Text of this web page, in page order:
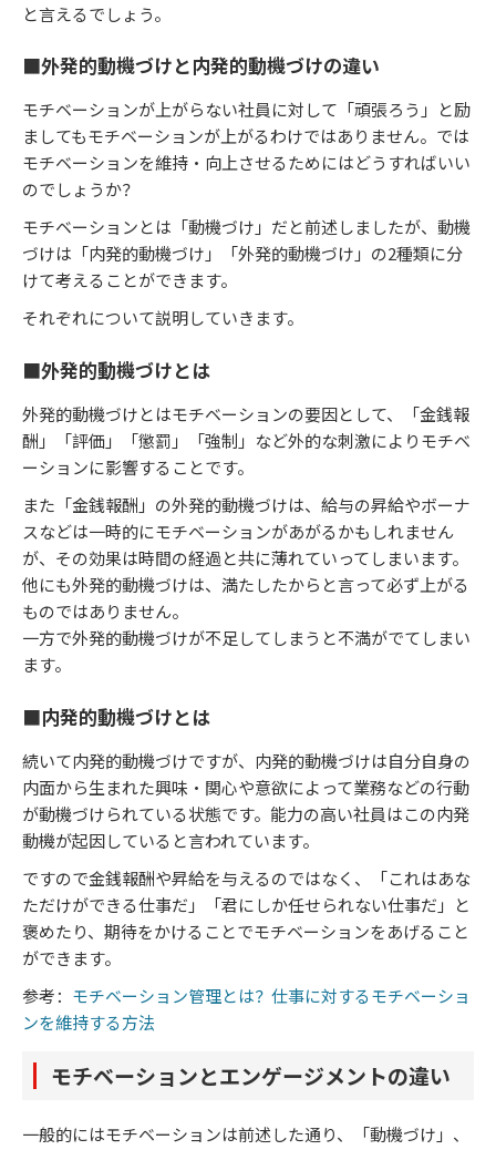
と言えるでしょう。
■外発的動機づけと内発的動機づけの違い
モチベーションが上がらない社員に対して「頑張ろう」と励
ましてもモチベーションが上がるわけではありません。では
モチベーションを維持・向上させるためにはどうすればいい
のでしょうか？
モチベーションとは「動機づけ」だと前述しましたが、動機
づけは「内発的動機づけ」「外発的動機づけ」の2種類に分
けて考えることができます。
それぞれについて説明していきます。
■外発的動機づけとは
外発的動機づけとはモチベーションの要因として、「金銭報
酬」「評価」「懲罰」「強制」など外的な刺激によりモチベ
ーションに影響することです。
また「金銭報酬」の外発的動機づけは、給与の昇給やボーナ
スなどは一時的にモチベーションがあがるかもしれません
が、その効果は時間の経過と共に薄れていってしまいます。
他にも外発的動機づけは、満たしたからと言って必ず上がる
ものではありません。
一方で外発的動機づけが不足してしまうと不満がでてしまい
ます。
■内発的動機づけとは
続いて内発的動機づけですが、内発的動機づけは自分自身の
内面から生まれた興味・関心や意欲によって業務などの行動
が動機づけられている状態です。能力の高い社員はこの内発
動機が起因していると言われています。
ですので金銭報酬や昇給を与えるのではなく、「これはあな
ただけができる仕事だ」「君にしか任せられない仕事だ」と
褒めたり、期待をかけることでモチベーションをあげること
ができます。
参考： モチベーション管理とは？仕事に対するモチベーショ
ンを維持する方法
モチベーションとエンゲージメントの違い
一般的にはモチベーションは前述した通り、「動機づけ」、